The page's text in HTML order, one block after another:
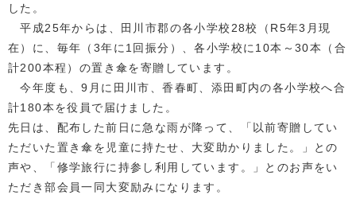
した。
平成25年からは、田川市郡の各小学校28校（R5年3月現
在）に、毎年（3年に1回振分）、各小学校に10本～30本（合
計200本程）の置き傘を寄贈しています。
今年度も、9月に田川市、香春町、添田町内の各小学校へ合
計180本を役員で届けました。
先日は、配布した前日に急な雨が降って、「以前寄贈してい
ただいた置き傘を児童に持たせ、大変助かりました。」との
声や、「修学旅行に持参し利用しています。」とのお声をい
ただき部会員一同大変励みになります。